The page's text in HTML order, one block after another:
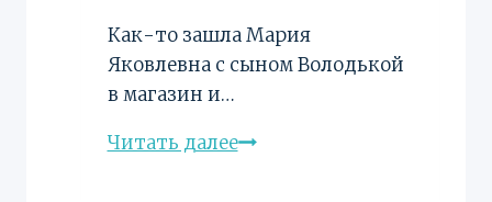
Как-то зашла Мария
Яковлевна с сыном Володькой
в магазин и…
Читать далее«Хвалёные»,